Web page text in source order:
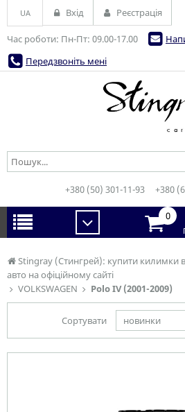
Stingray (Стингрей): купити килимки
авто на офіційному сайті
VOLKSWAGEN
Polo IV (2001-2009)
Сортувати новинки
Час роботи: Пн-Пт: 09.00-17.00
Передзвоніть мені
UA Вхід Реєстрація
+380 (50) 301-11-93 +380
0